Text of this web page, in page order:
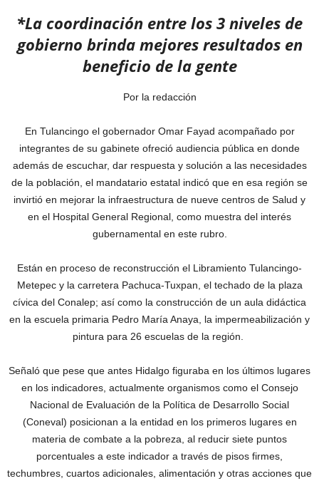
*La coordinación entre los 3 niveles de
gobierno brinda mejores resultados en
beneficio de la gente
Por la redacción
En Tulancingo el gobernador Omar Fayad acompañado por
integrantes de su gabinete ofreció audiencia pública en donde
además de escuchar, dar respuesta y solución a las necesidades
de la población, el mandatario estatal indicó que en esa región se
invirtió en mejorar la infraestructura de nueve centros de Salud y
en el Hospital General Regional, como muestra del interés
gubernamental en este rubro.
Están en proceso de reconstrucción el Libramiento Tulancingo-
Metepec y la carretera Pachuca-Tuxpan, el techado de la plaza
cívica del Conalep; así como la construcción de un aula didáctica
en la escuela primaria Pedro María Anaya, la impermeabilización y
pintura para 26 escuelas de la región.
Señaló que pese que antes Hidalgo figuraba en los últimos lugares
en los indicadores, actualmente organismos como el Consejo
Nacional de Evaluación de la Política de Desarrollo Social
(Coneval) posicionan a la entidad en los primeros lugares en
materia de combate a la pobreza, al reducir siete puntos
porcentuales a este indicador a través de pisos firmes,
techumbres, cuartos adicionales, alimentación y otras acciones que